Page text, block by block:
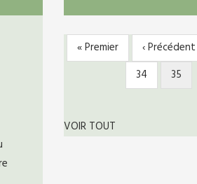
PAGINATION
Première
page
« Premier
Page
précédente
‹ Précédent
Page
34
Page
35
VOIR TOUT